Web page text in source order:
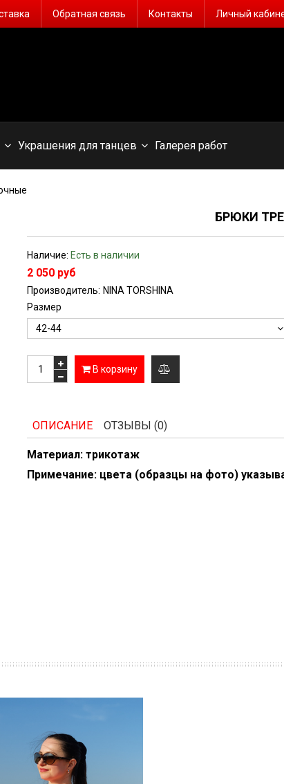
Обратная связь Контакты Личный
Украшения для танцев Галерея работ
БРЮКИ
Наличие: Есть в наличии
2 050 руб
Производитель: NINA TORSHINA
Размер
В корзину
ОПИСАНИЕ ОТЗЫВЫ (0)
Материал: трикотаж
Примечание: цвета (образцы на фото)